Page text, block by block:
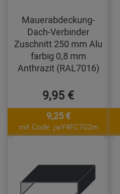
Mauerabdeckung-
Dach-Verbinder
Zuschnitt 250 mm Alu
farbig 0,8 mm
Anthrazit (RAL7016)
9,95 €
9,25 €
mit Code: jwY4FC7G2m